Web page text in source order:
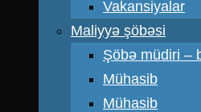
Vakansiyalar
Maliyyə şöbəsi
Şöbə müdiri –
Mühasib
Mühasib